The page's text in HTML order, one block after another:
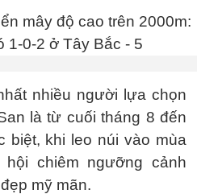
nhiều người lựa chọn
là từ cuối tháng 8 đến
biệt, khi leo núi vào mùa
chiêm ngưỡng cảnh
mỹ mãn.